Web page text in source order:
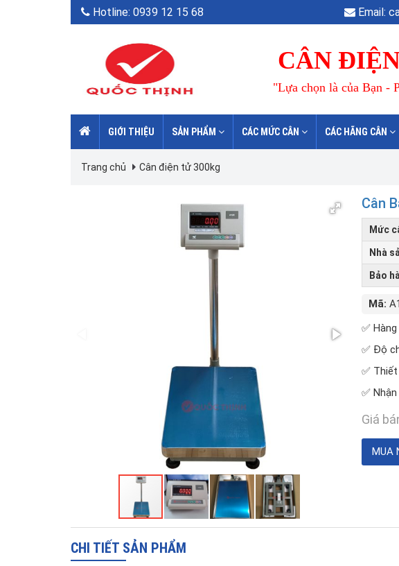
Hotline: 0939 12 15 68 Email:
CÂN
"Lựa chọn là của Bạn -
GIỚI THIỆU SẢN PHẨM CÁC MỨC CÂN CÁC HÃNG CÂN
Trang chủ Cân điện tử 300kg
Cân
Mức
Nhà
Bảo
Mã:
✅
✅ Độ
✅
✅
Giá
CHI TIẾT SẢN PHẨM